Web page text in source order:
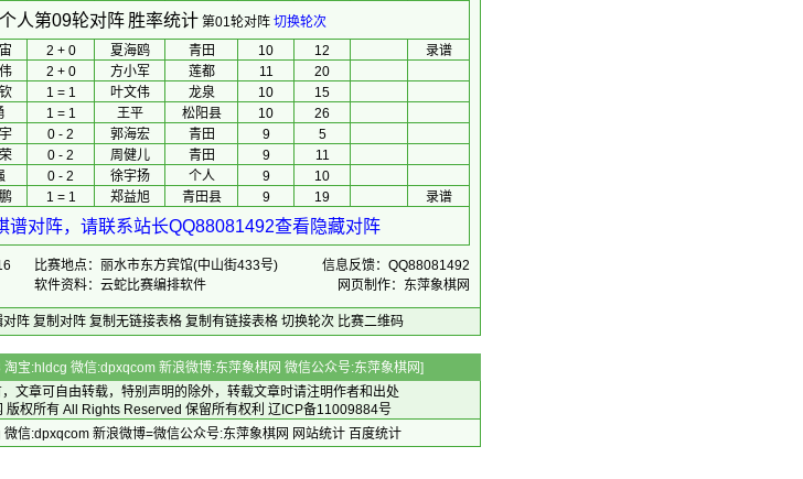
个人第09轮对阵 胜率统计 第01轮对阵 切换轮次
2 + 0 夏海鸥 青田 10 12
录谱
2 + 0 方小军 莲都 11
20
1 = 1 叶文伟 龙泉 10
15
1 = 1 王平 松阳县 10
26
0 - 2 郭海宏 青田 9
5
0 - 2 周健儿 青田 9
11
0 - 2 徐宇扬 个人 9
10
1 = 1 郑益旭 青田县 9 19 录谱
谱对阵，请联系站长QQ88081492查看隐藏对阵
比赛地点：丽水市东方宾馆(中山街433号)
信息反馈：QQ88081492
软件资料：云蛇比赛编排软件 网页制作：东萍象棋网
对阵 复制对阵 复制无链接表格 复制有链接表格 切换轮次 比赛二维码
宝:hldcg 微信:dpxqcom 新浪微博:东萍象棋网 微信公众号:东萍象棋网]
文章可自由转载，特别声明的除外，转载文章时请注明作者和出处
版权所有 All Rights Reserved 保留所有权利 辽ICP备11009884号
信:dpxqcom 新浪微博=微信公众号:东萍象棋网 网站统计 百度统计